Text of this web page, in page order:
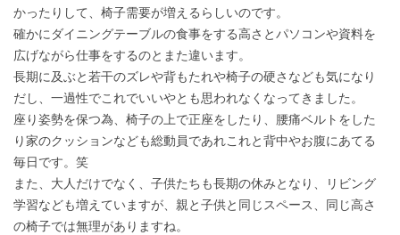
かったりして、椅子需要が増えるらしいのです。
確かにダイニングテーブルの食事をする高さとパソコンや資料を
広げながら仕事をするのとまた違います。
長期に及ぶと若干のズレや背もたれや椅子の硬さなども気になり
だし、一過性でこれでいいやとも思われなくなってきました。
座り姿勢を保つ為、椅子の上で正座をしたり、腰痛ベルトをした
り家のクッションなども総動員であれこれと背中やお腹にあてる
毎日です。笑
また、大人だけでなく、子供たちも長期の休みとなり、リビング
学習なども増えていますが、親と子供と同じスペース、同じ高さ
の椅子では無理がありますね。